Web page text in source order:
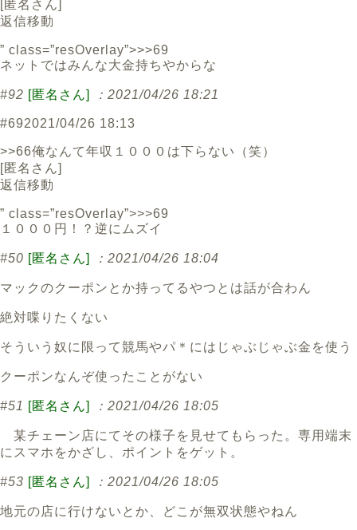
[匿名さん]
返信移動
” class=”resOverlay”>>>69
ネットではみんな大金持ちやからな
#92 [匿名さん] ：2021/04/26 18:21
#692021/04/26 18:13
>>66俺なんて年収１０００は下らない（笑）
[匿名さん]
返信移動
” class=”resOverlay”>>>69
１０００円！？逆にムズイ
#50 [匿名さん] ：2021/04/26 18:04
マックのクーポンとか持ってるやつとは話が合わん
絶対喋りたくない
そういう奴に限って競馬やパ＊にはじゃぶじゃぶ金を使う
クーポンなんぞ使ったことがない
#51 [匿名さん] ：2021/04/26 18:05
某チェーン店にてその様子を見せてもらった。専用端末
にスマホをかざし、ポイントをゲット。
#53 [匿名さん] ：2021/04/26 18:05
地元の店に行けないとか、どこが無双状態やねん